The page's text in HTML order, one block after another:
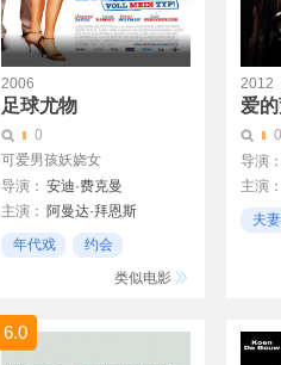
2006
足球尤物
0
可爱男孩妖娆女
导演： 安迪·费克曼
主演： 阿曼达·拜恩斯
查宁·塔图姆
朱丽·哈基提
年代戏
约会
类似电影
2012
爱
0
导演
主演
夫妻
6.0